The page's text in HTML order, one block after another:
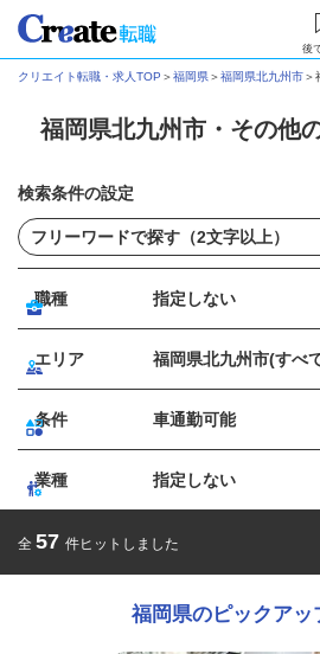
後
クリエイト転職・求人TOP ＞福岡県＞福岡県北九州市＞
福岡県北九州市・その他
検索条件の設定
職種 指定しない
エリア 福岡県北九州市(すべ
条件 車通勤可能
業種 指定しない
全 57 件ヒットしました
福岡県のピックアッ